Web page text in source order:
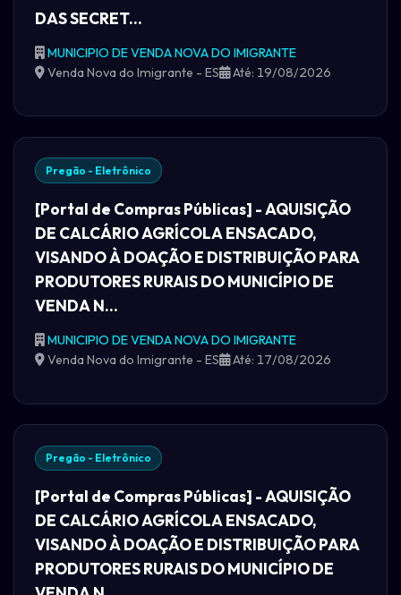
DAS SECRET...
MUNICIPIO DE VENDA NOVA DO IMIGRANTE
Venda Nova do Imigrante - ES
Até: 19/08/2026
Pregão - Eletrônico
[Portal de Compras Públicas] - AQUISIÇÃO
DE CALCÁRIO AGRÍCOLA ENSACADO,
VISANDO À DOAÇÃO E DISTRIBUIÇÃO PARA
PRODUTORES RURAIS DO MUNICÍPIO DE
VENDA N...
MUNICIPIO DE VENDA NOVA DO IMIGRANTE
Venda Nova do Imigrante - ES
Até: 17/08/2026
Pregão - Eletrônico
[Portal de Compras Públicas] - AQUISIÇÃO
DE CALCÁRIO AGRÍCOLA ENSACADO,
VISANDO À DOAÇÃO E DISTRIBUIÇÃO PARA
PRODUTORES RURAIS DO MUNICÍPIO DE